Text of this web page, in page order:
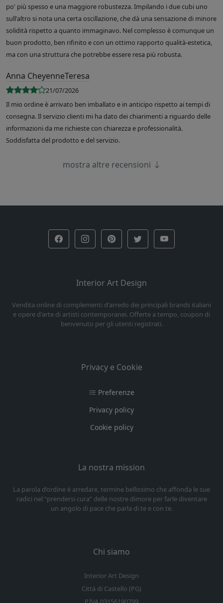
po' più spesso e una maggiore robustezza. Impilando i due cubi uno
sull'altro si nota una certa oscillazione, che dà una sensazione di minore
solidità rispetto a quanto immaginavo. Nel complesso è comunque un
buon prodotto, ben rifinito e con un ottimo rapporto qualità-estetica,
ma con una struttura che potrebbe essere resa più robusta.
Anna CheyenneTeresa
21/07/2026
Il mio ordine è arrivato ben imballato e in anticipo rispetto ai tempi di
consegna. Il servizio clienti mi ha dato dei chiarimenti a riguardo delle
informazioni da me richieste con chiarezza e professionalità.
Soddisfatta del prodotto e del servizio.
mostra altre recensioni
Interior Art Design
Vendita online di complementi d'arredo dei principali brands italiani
e opere d'arte di artisti contemporanei. Offerte a tempo, coupon di
benvenuto per gli utenti registrati.
Privacy e Cookie
Preferenze
Privacy policy
Cookie policy
La nostra mission
La parola d’ordine è arredare, termine bellissimo che affonda le sue
radici nel “prendersi cura” delle nostre dimore per farle diventare
un angolo di pace che parla di te e con te.
Chi siamo
Interior Art Design
Città di Castello (PG)